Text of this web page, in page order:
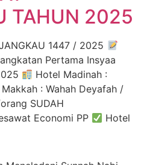
TAHUN 2025
1447 / 2025
Pertama Insyaa
Hotel Madinah :
: Wahah Deyafah /
SUDAH
Economi PP
Hotel